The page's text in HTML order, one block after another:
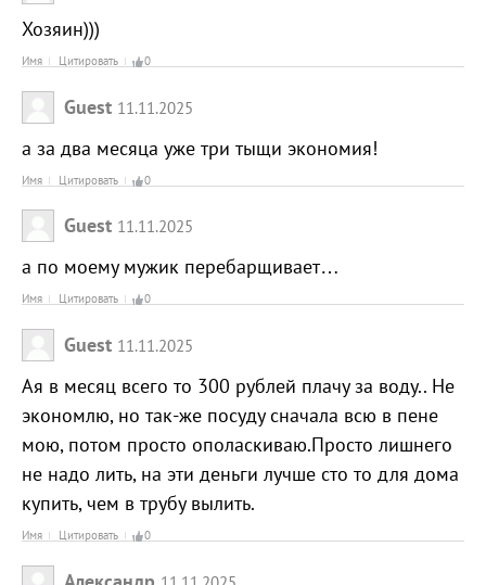
Хозяин)))
Имя Цитировать 0
Guest 11.11.2025
а за два месяца уже три тыщи экономия!
Имя Цитировать 0
Guest 11.11.2025
а по моему мужик перебарщивает…
Имя Цитировать 0
Guest 11.11.2025
Ая в месяц всего то 300 рублей плачу за воду.. Не
экономлю, но так-же посуду сначала всю в пене
мою, потом просто ополаскиваю.Просто лишнего
не надо лить, на эти деньги лучше сто то для дома
купить, чем в трубу вылить.
Имя Цитировать 0